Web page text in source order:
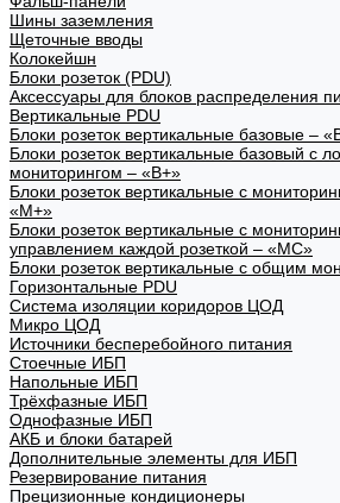
Шины заземления
Щеточные вводы
Колокейшн
Блоки розеток (PDU)
Аксессуары для блоков распределения
Вертикальные PDU
Блоки розеток вертикальные базовые –
Блоки розеток вертикальные базовый с
мониторингом – «В+»
Блоки розеток вертикальные с
«М+»
Блоки розеток вертикальные с
управлением каждой розеткой – «МС»
Блоки розеток вертикальные с общим
Горизонтальные PDU
Система изоляции коридоров ЦОД
Микро ЦОД
Источники бесперебойного питания
Стоечные ИБП
Напольные ИБП
Трёхфазные ИБП
Однофазные ИБП
АКБ и блоки батарей
Дополнительные элементы для ИБП
Резервирование питания
Прецизионные кондиционеры